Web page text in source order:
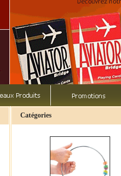
Catégories